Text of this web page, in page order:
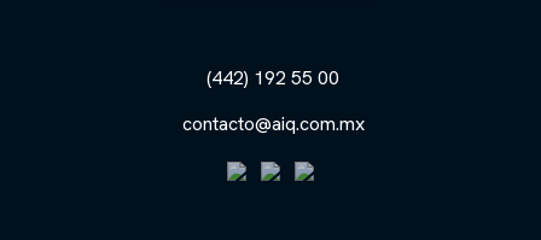
(442) 192 55 00
contacto@aiq.com.mx